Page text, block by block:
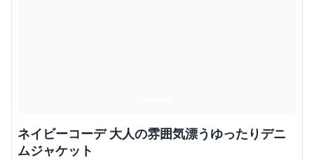
ネイビーコーデ 大人の雰囲気漂うゆったりデニ
ムジャケット